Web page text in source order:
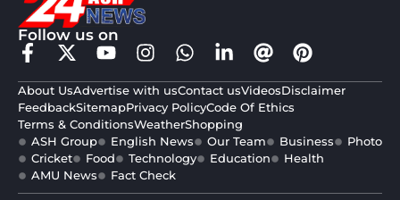
Follow us on
About UsAdvertise with usContact usVideosDisclaimer
FeedbackSitemapPrivacy PolicyCode Of Ethics
Terms & ConditionsWeatherShopping
ASH Group
English News Our Team Business
Photo
Cricket
Food Technology Education
Health
AMU News
Fact Check